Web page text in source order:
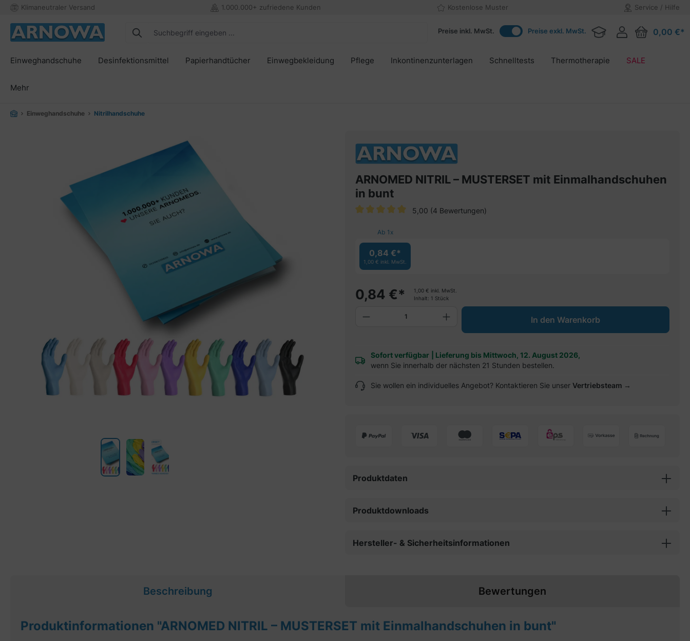
Zur Hauptnavigation springen
Klimaneutraler Versand 1.000.000+ zufriedene Kunden Kostenlose Muster Service / Hilfe
Preise inkl. MwSt. Preise exkl. MwSt. 0,00 €*
Einweghandschuhe Desinfektionsmittel Papierhandtücher Einwegbekleidung Pflege Inkontinenzunterlagen Schnelltests Thermotherapie SALE
Mehr
Einweghandschuhe Nitrilhandschuhe
ARNOMED NITRIL – MUSTERSET mit Einmalhandschuhen
in bunt
5,00 (4 Bewertungen)
Ab 1 x
0,84 €*
1,00 € inkl. MwSt.
Sofort verfügbar
Lieferung bis Mittwoch, 12. August 2026,
wenn Sie innerhalb der nächsten 21 Stunden bestellen.
0,84 €* 1,00 € inkl. MwSt.
Inhalt: 1 Stück
Produkt Anzahl: Gib den gewünschten Wert ein oder
In den Warenkorb
Sie wollen ein individuelles Angebot? Kontaktieren Sie unser Vertriebsteam →
Produktdaten
Produktdownloads
Hersteller- & Sicherheitsinformationen
Beschreibung Bewertungen
Produktinformationen "ARNOMED NITRIL – MUSTERSET mit Einmalhandschuhen in bunt"